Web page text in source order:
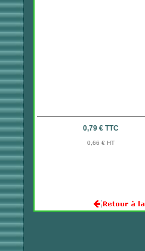
0,79 € TTC
0,66 € HT